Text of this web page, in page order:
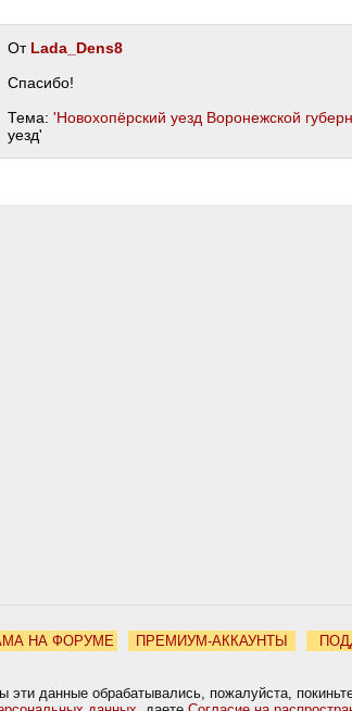
От Lada_Dens8
Спасибо!
Тема: 'Новохопёрский уезд Воронежской
уезд'
НА ФОРУМЕ ПРЕМИУМ-АККАУНТЫ
данные обрабатывались, пожалуйста,